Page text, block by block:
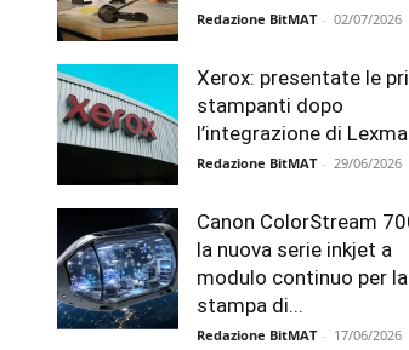
Redazione BitMAT - 02/07/2026
Xerox: presentate le
stampanti dopo
l’integrazione di
Redazione BitMAT - 29/06/2026
Canon ColorStream
la nuova serie inkjet a
modulo continuo per la
stampa di...
Redazione BitMAT - 17/06/2026